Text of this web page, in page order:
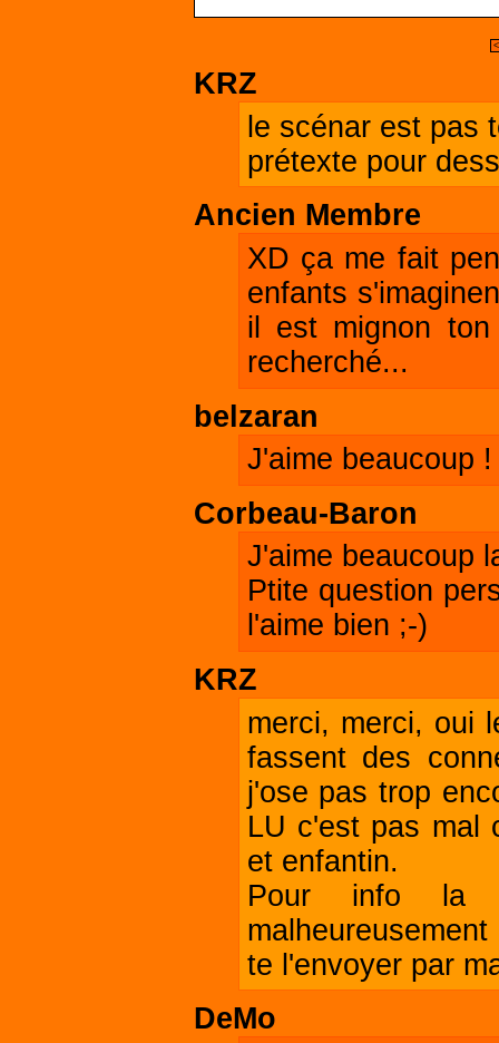
KRZ
le scénar est pas
prétexte pour
Ancien Membre
XD ça me fait
enfants
il est mignon
recherché...
belzaran
J'aime beaucoup
Corbeau-Baron
J'aime beaucoup
Ptite question
l'aime bien ;-)
KRZ
merci, merci, oui
fassent des
j'ose pas trop
LU c'est pas mal
et enfantin.
Pour info la
te l'envoyer par
DeMo